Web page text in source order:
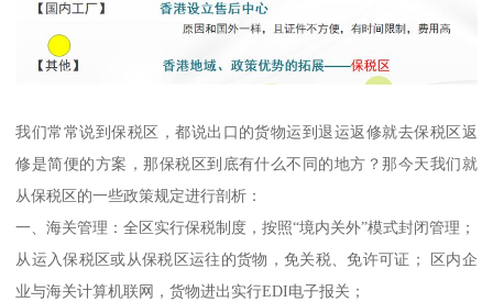
我们常常说到保税区，都说出口的货物运到退运返修就去保税区返
修是简便的方案，那保税区到底有什么不同的地方？那今天我们就
从保税区的一些政策规定进行剖析：
一、海关管理：全区实行保税制度，按照“境内关外”模式封闭管理；
从运入保税区或从保税区运往的货物，免关税、免许可证； 区内企
业与海关计算机联网，货物进出实行EDI电子报关；